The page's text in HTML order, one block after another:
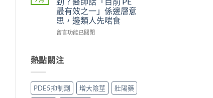
果
分
析：
從
到
持
30
分，
指
南：
西
地
液
態
型
的
（Viagra，
西
地
那
不
值
買？
藥
最有效之一」係邊層意
思，邊類人先啱食
在
勁
效
真．
有
留言功能已關閉
熱點關注
PDE5抑制劑 增大陰莖
壯陽藥